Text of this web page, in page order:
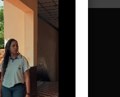
categories